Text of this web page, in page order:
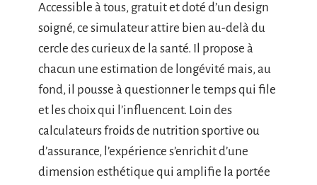
Accessible à tous, gratuit et doté d’un design
soigné, ce simulateur attire bien au-delà du
cercle des curieux de la santé. Il propose à
chacun une estimation de longévité mais, au
fond, il pousse à questionner le temps qui file
et les choix qui l’influencent. Loin des
calculateurs froids de nutrition sportive ou
d’assurance, l’expérience s’enrichit d’une
dimension esthétique qui amplifie la portée